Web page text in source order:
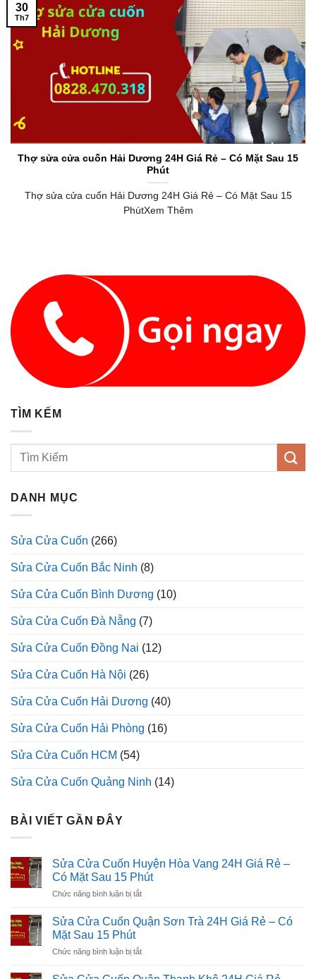
Thợ sửa cửa cuốn Hải Dương 24H Giá Rẻ – Có Mặt Sau 15
Phút
Thợ sửa cửa cuốn Hải Dương 24H Giá Rẻ – Có Mặt Sau 15
PhútXem Thêm
30
Th7
TÌM KẾM
DANH MỤC
Sửa Cửa Cuốn (266)
Sửa Cửa Cuốn Bắc Ninh (8)
Sửa Cửa Cuốn Bình Dương (10)
Sửa Cửa Cuốn Đà Nẵng (7)
Sửa Cửa Cuốn Đồng Nai (12)
Sửa Cửa Cuốn Hà Nội (26)
Sửa Cửa Cuốn Hải Dương (40)
Sửa Cửa Cuốn Hải Phòng (16)
Sửa Cửa Cuốn HCM (54)
Sửa Cửa Cuốn Quảng Ninh (14)
BÀI VIẾT GẦN ĐÂY
Sửa Cửa Cuốn Huyện Hòa Vang 24H Giá Rẻ –
Có Mặt Sau 15 Phút
Chức năng bình luận bị tắtở
Cửa
Cuốn
Hòa
24H
Sửa Cửa Cuốn Quận Sơn Trà 24H Giá Rẻ – Có
Mặt Sau 15 Phút
Chức năng bình luận bị tắtở
Cửa